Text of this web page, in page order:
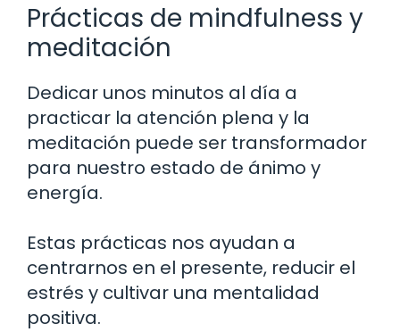
Prácticas de mindfulness y
meditación
Dedicar unos minutos al día a
practicar la atención plena y la
meditación puede ser transformador
para nuestro estado de ánimo y
energía.
Estas prácticas nos ayudan a
centrarnos en el presente, reducir el
estrés y cultivar una mentalidad
positiva.